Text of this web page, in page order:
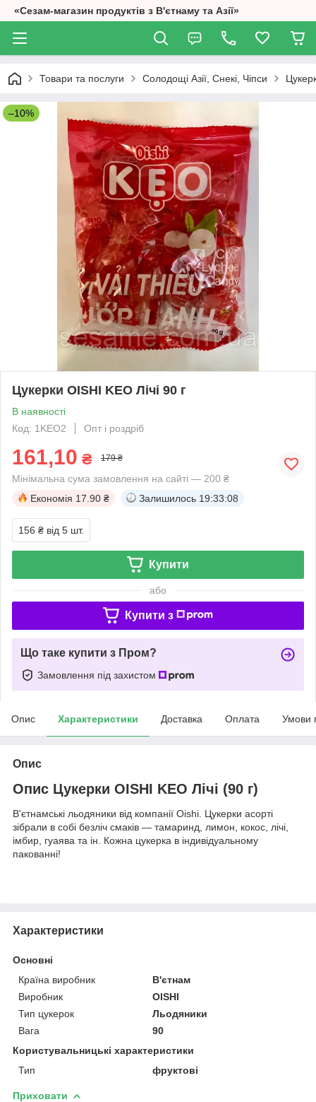
«Сезам-магазин продуктів з В'єтнаму та Азії»
Товари та послуги Солодощі Азії, Снекі, Чіпси
–10%
Цукерки OISHI KEO Лічі 90 г
В наявності
Код: 1KEO2
Опт і роздріб
161,10 ₴ 179 ₴
Мінімальна сума замовлення на сайті — 200 ₴
Економія 17.90 ₴ Залишилось 19:33:08
156 ₴ від 5 шт.
Купити
або
Купити з
Що таке купити з Пром?
Замовлення під захистом
Опис Характеристики Доставка Оплата Умови
Опис
Опис Цукерки OISHI KEO Лічі (90 г)
В'єтнамські льодяники від компанії Oishi. Цукерки асорті
зібрали в собі безліч смаків — тамаринд, лимон, кокос, лічі,
імбир, гуаява та ін. Кожна цукерка в індивідуальному
пакованні!
Характеристики
Основні
Країна виробник
В'єтнам
Виробник
OISHI
Тип цукерок
Льодяники
Вага
90
Користувальницькі характеристики
Тип
фруктові
Приховати